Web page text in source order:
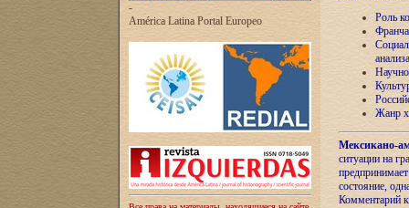
-
América Latina Portal Europeo
Роль
анализа
Жанр
Мексикано-
ситуации на
состояние,
Комментарий